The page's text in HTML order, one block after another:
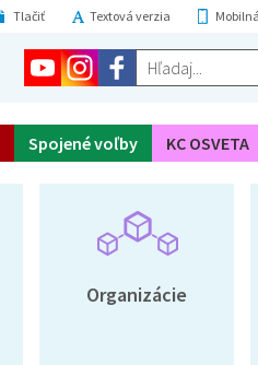
Textová verzia
Tlačiť
Hľadaj...
Spojené voľby KC OSVETA
Organizácie